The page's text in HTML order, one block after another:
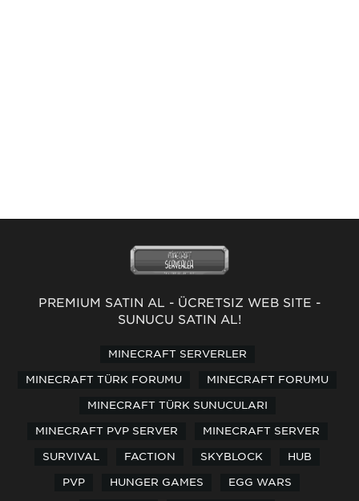
PREMİUM SATIN AL - ÜCRETSİZ WEB SİTE -
SUNUCU SATIN AL!
MINECRAFT SERVERLER
MINECRAFT TÜRK FORUMU MINECRAFT FORUMU
MINECRAFT TÜRK SUNUCULARI
MINECRAFT PVP SERVER MINECRAFT SERVER
SURVIVAL FACTION SKYBLOCK HUB
PVP HUNGER GAMES EGG WARS